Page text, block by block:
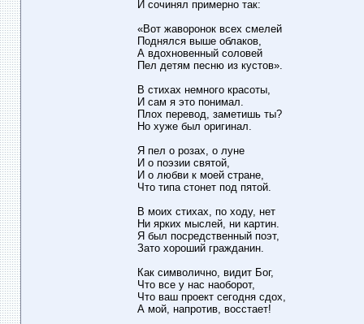
И сочинял примерно так:
«Вот жаворонок всех смелей
Поднялся выше облаков,
А вдохновенный соловей
Пел детям песню из кустов».
В стихах немного красоты,
И сам я это понимал.
Плох перевод, заметишь ты?
Но хуже был оригинал.
Я пел о розах, о луне
И о поэзии святой,
И о любви к моей стране,
Что типа стонет под пятой.
В моих стихах, по ходу, нет
Ни ярких мыслей, ни картин.
Я был посредственный поэт,
Зато хороший гражданин.
Как символично, видит Бог,
Что все у нас наоборот,
Что ваш проект сегодня сдох,
А мой, напротив, восстает!